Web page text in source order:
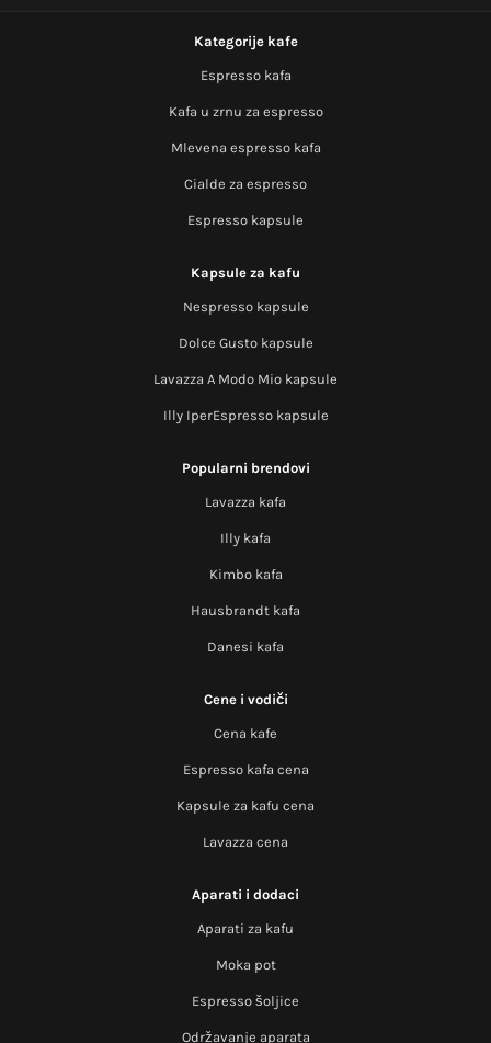
Kategorije kafe
Espresso kafa
Kafa u zrnu za espresso
Mlevena espresso kafa
Cialde za espresso
Espresso kapsule
Kapsule za kafu
Nespresso kapsule
Dolce Gusto kapsule
Lavazza A Modo Mio kapsule
Illy IperEspresso kapsule
Popularni brendovi
Lavazza kafa
Illy kafa
Kimbo kafa
Hausbrandt kafa
Danesi kafa
Cene i vodiči
Cena kafe
Espresso kafa cena
Kapsule za kafu cena
Lavazza cena
Aparati i dodaci
Aparati za kafu
Moka pot
Espresso šoljice
Održavanje aparata